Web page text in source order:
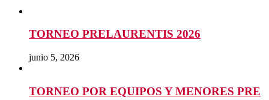
TORNEO PRELAURENTIS 2026
junio 5, 2026
TORNEO POR EQUIPOS Y MENORES PRE